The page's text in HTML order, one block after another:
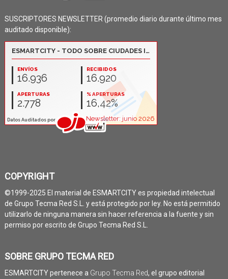
SUSCRIPTORES NEWSLETTER (promedio diario durante último mes
auditado disponible):
COPYRIGHT
©1999-2025 El material de ESMARTCITY es propiedad intelectual
de Grupo Tecma Red S.L. y está protegido por ley. No está permitido
utilizarlo de ninguna manera sin hacer referencia a la fuente y sin
permiso por escrito de Grupo Tecma Red S.L.
SOBRE GRUPO TECMA RED
ESMARTCITY pertenece a Grupo Tecma Red, el grupo editorial